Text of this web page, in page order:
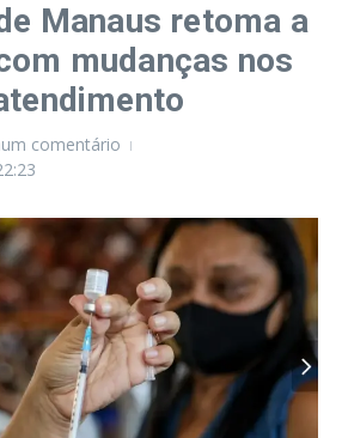
Manaus retoma a
mudanças nos
comentário